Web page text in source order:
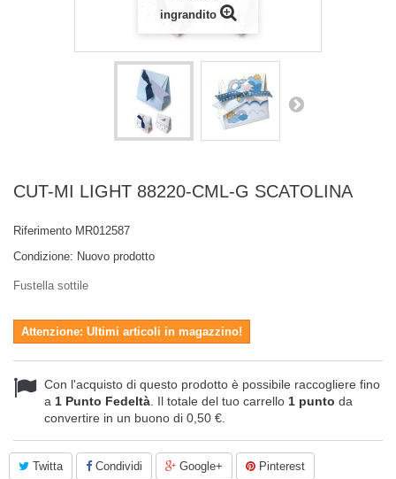
ingrandito
CUT-MI LIGHT 88220-CML-G SCATOLINA
Riferimento MR012587
Condizione: Nuovo prodotto
Fustella sottile
Attenzione: Ultimi articoli in magazzino!
Con l'acquisto di questo prodotto è possibile raccogliere fino
a 1 Punto Fedeltà . Il totale del tuo carrello 1 punto da
convertire in un buono di 0,50 €
Twitta Condividi Google+ Pinterest